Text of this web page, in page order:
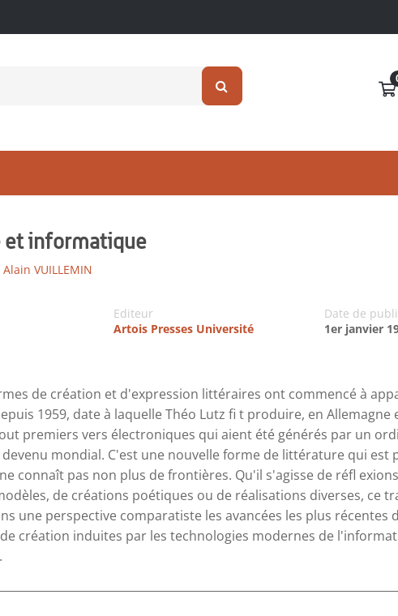
informatique
Alain VUILLEMIN
Editeur
Artois Presses Université
Date de
1er janvier
de création et d'expression littéraires ont commencé à
1959, date à laquelle Théo Lutz fi t produire, en Allemagne
premiers vers électroniques qui aient été générés par un
mondial. C'est une nouvelle forme de littérature qui est
connaît pas non plus de frontières. Qu'il s'agisse de réfl
de créations poétiques ou de réalisations diverses, ce
une perspective comparatiste les avancées les plus récentes
création induites par les technologies modernes de